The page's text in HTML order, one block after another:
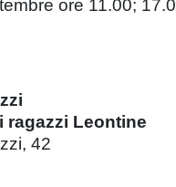
ore 11.00;
ragazzi Leontine
42